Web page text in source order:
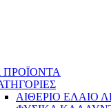
ΠΡΟΪΟΝΤΑ
ΑΙΘΕΡΙΟ ΕΛΑΙΟ